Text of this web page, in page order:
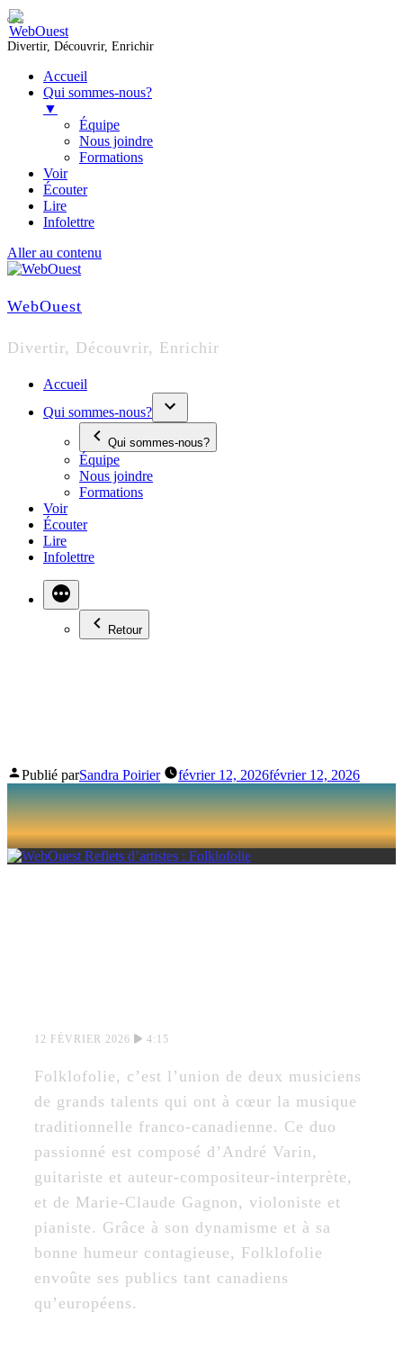
Divertir, Découvrir, Enrichir
Accueil
Qui sommes-nous?
▼
Équipe
Nous joindre
Formations
Voir
Écouter
Lire
Infolettre
Aller au contenu
WebOuest
Divertir, Découvrir, Enrichir
Accueil
Qui sommes-nous?
Qui sommes-nous?
Équipe
Nous joindre
Formations
Voir
Écouter
Lire
Infolettre
Retour
Publié parSandra Poirier février 12, 2026février 12, 2026
12 FÉVRIER 2026 4:15
Folklofolie, c’est l’union de deux musiciens
de grands talents qui ont à cœur la musique
traditionnelle franco-canadienne. Ce duo
passionné est composé d’André Varin,
guitariste et auteur-compositeur-interprète,
et de Marie-Claude Gagnon, violoniste et
pianiste. Grâce à son dynamisme et à sa
bonne humeur contagieuse, Folklofolie
envoûte ses publics tant canadiens
qu’européens.